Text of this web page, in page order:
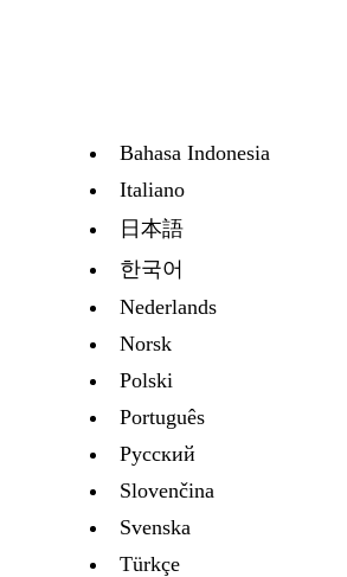
Bahasa Indonesia
Italiano
日本語
한국어
Nederlands
Norsk
Polski
Português
Русский
Slovenčina
Svenska
Türkçe